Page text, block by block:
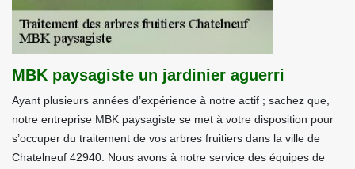
MBK paysagiste un jardinier aguerri
Ayant plusieurs années d’expérience à notre actif ; sachez que,
notre entreprise MBK paysagiste se met à votre disposition pour
s’occuper du traitement de vos arbres fruitiers dans la ville de
Chatelneuf 42940. Nous avons à notre service des équipes de